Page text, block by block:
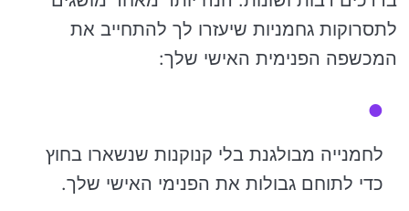
לתסרוקות גחמניות שיעזרו לך להתחייב את
המכשפה הפנימית האישי שלך:
לחמנייה מבולגנת בלי קנוקנות שנשארו בחוץ
כדי לתוחם גבולות את הפנימי האישי שלך.